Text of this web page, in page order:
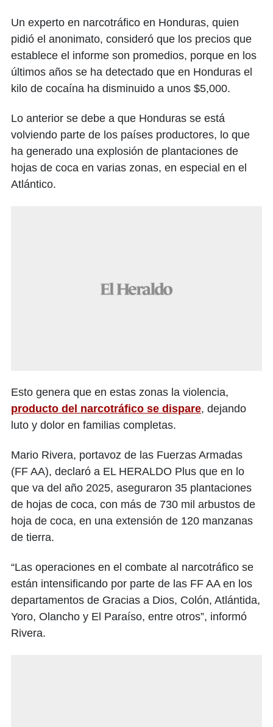
Un experto en narcotráfico en Honduras, quien
pidió el anonimato, consideró que los precios que
establece el informe son promedios, porque en los
últimos años se ha detectado que en Honduras el
kilo de cocaína ha disminuido a unos $5,000.
Lo anterior se debe a que Honduras se está
volviendo parte de los países productores, lo que
ha generado una explosión de plantaciones de
hojas de coca en varias zonas, en especial en el
Atlántico.
Esto genera que en estas zonas la violencia,
producto del narcotráfico se dispare, dejando
luto y dolor en familias completas.
Mario Rivera, portavoz de las Fuerzas Armadas
(FF AA), declaró a EL HERALDO Plus que en lo
que va del año 2025, aseguraron 35 plantaciones
de hojas de coca, con más de 730 mil arbustos de
hoja de coca, en una extensión de 120 manzanas
de tierra.
“Las operaciones en el combate al narcotráfico se
están intensificando por parte de las FF AA en los
departamentos de Gracias a Dios, Colón, Atlántida,
Yoro, Olancho y El Paraíso, entre otros”, informó
Rivera.